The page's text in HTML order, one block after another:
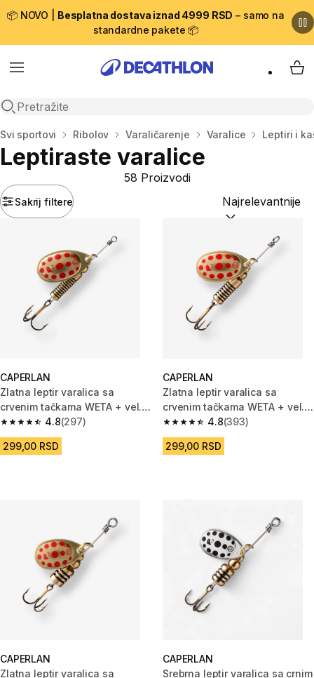
📦 NOVO | Besplatna dostava iznad 4999 RSD – samo na
standardne pakete 📦
Menu
Open search
My
Početna stranica
Svi sportovi Ribolov Varaličarenje Varalice Leptiri i
Leptiraste varalice
Sakrij filtere
58 Proizvodi
Sortiraj po:
CAPERLAN
Zlatna leptir varalica sa
crvenim tačkama WETA + vel. 3
za ribolov grabljivica
4.8
4.8 od 5 zvezdica from 297 Recenzije
(297)
299,00 RSD
CAPERLAN
Zlatna leptir varalica sa
crvenim tačkama WETA + vel. 2
za ribolov grabljivica
4.8
4.8 od 5 zvezdica from 393
(393)
299,00 RSD
CAPERLAN
Zlatna leptir varalica sa
CAPERLAN
Srebrna leptir varalica sa crnim